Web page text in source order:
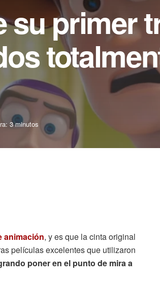
su primer
3 minutos
animación, y es que la cinta original
películas excelentes que utilizaron
poner en el punto de mira a